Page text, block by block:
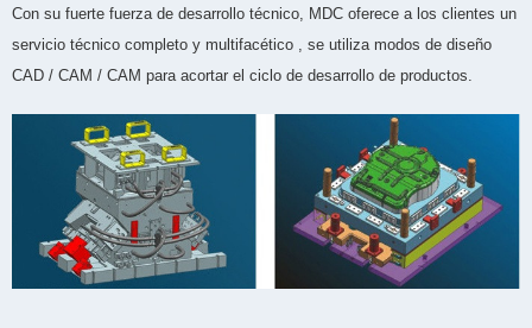
Con su fuerte fuerza de desarrollo técnico, MDC oferece a los clientes un
servicio técnico completo y multifacético , se utiliza modos de diseño
CAD / CAM / CAM para acortar el ciclo de desarrollo de productos.